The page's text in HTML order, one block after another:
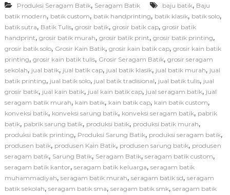
s
M
e
i
l
i
h
P
d
u
s
e
n
r
a
g
Produksi Seragam Batik, Seragam Batik baju batik, Baju
batik modern, batik custom, batik handprinting, batik klasik, batik solo,
batik sutra, Batik Tulis, grosir batik, grosir batik cap, grosir batik
handprint, grosir batik murah, grosir batik print, grosir batik printing,
grosir batik solo, Grosir Kain Batik, grosir kain batik cap, grosir kain batik
printing, grosir kain batik tulis, Grosir Seragam Batik, grosir seragam
sekolah, jual batik, jual batik cap, jual batik klasik, jual batik murah, jual
batik printing, jual batik solo, jual batik tradisional, jual batik tulis, jual
grosir batik, jual kain batik, jual kain batik cap, jual seragam batik, jual
seragam batik murah, kain batik, kain batik cap, kain batik custom,
konveksi batik, konveksi sarung batik, konveksi seragam batik, pabrik
batik, pabrik sarung batik, produksi batik, produksi batik murah,
produksi batik printing, Produksi Sarung Batik, produksi seragam batik,
produsen batik, produsen Kain Batik, produsen sarung batik, produsen
seragam batik, Sarung Batik, Seragam Batik, seragam batik custom,
seragam batik kantor, seragam batik keluarga, seragam batik
muhammadiyah, seragam batik murah, seragam batik sd, seragam
batik sekolah, seragam batik sma, seragam batik smk, seragam batik